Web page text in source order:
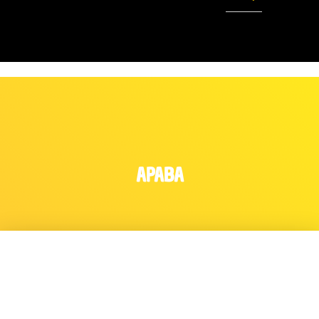
APABA